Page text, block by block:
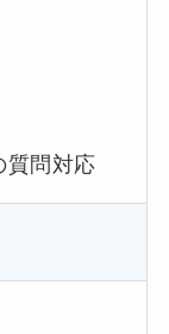
質問対応